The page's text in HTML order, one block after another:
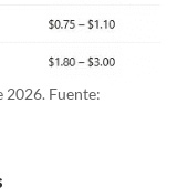
2026. Fuente: